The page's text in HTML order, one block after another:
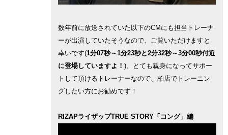
数年前に放送されていた以下のCMにも担当トレーナ
ーが出演していたそうなので、ご覧いただけますと
幸いです(1分07秒～1分23秒と2分32秒～3分00秒付近
に登場していますよ！ )。とても親身になってサポー
トして頂けるトレーナーなので、柏店でトレーニン
グしたい方にお勧めです！
RIZAPライザップTRUE STORY「コング」編